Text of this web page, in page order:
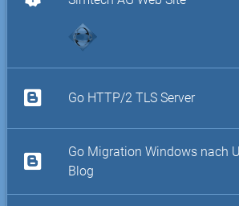
Go HTTP/2 TLS Server
Go Migration Windows nach
Blog